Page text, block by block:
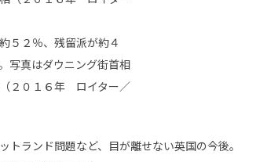
５２％、残留派が約４
写真はダウニング街首相
２０１６年 ロイター／
トランド問題など、目が離せない英国の今後。